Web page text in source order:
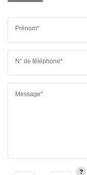
Prénom*
N° de téléphone*
Message*